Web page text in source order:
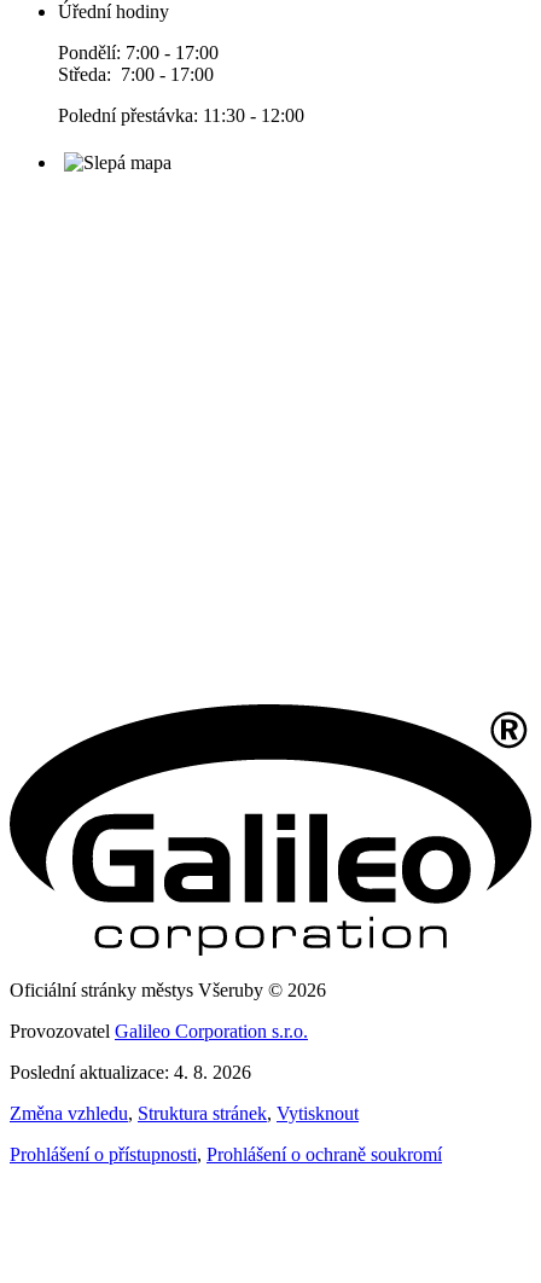
Úřední hodiny
Pondělí: 7:00 - 17:00
Středa: 7:00 - 17:00
Polední přestávka: 11:30 - 12:00
Oficiální stránky městys Všeruby © 2026
Provozovatel Galileo Corporation s.r.o.
Poslední aktualizace: 4. 8. 2026
Změna vzhledu, Struktura stránek, Vytisknout
Prohlášení o přístupnosti, Prohlášení o ochraně soukromí